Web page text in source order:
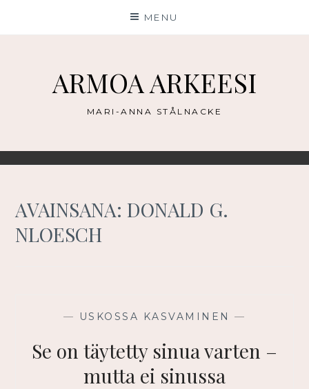
MENU
ARMOA ARKEESI
MARI-ANNA STÅLNACKE
AVAINSANA:DONALD G.
NLOESCH
— USKOSSA KASVAMINEN —
Se on täytetty sinua varten –
mutta ei sinussa